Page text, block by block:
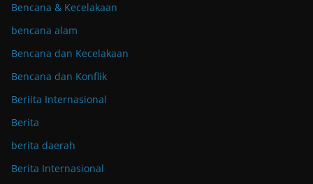
Bencana & Kecelakaan
bencana alam
Bencana dan Kecelakaan
Bencana dan Konflik
Beriita Internasional
Berita
berita daerah
Berita Internasional